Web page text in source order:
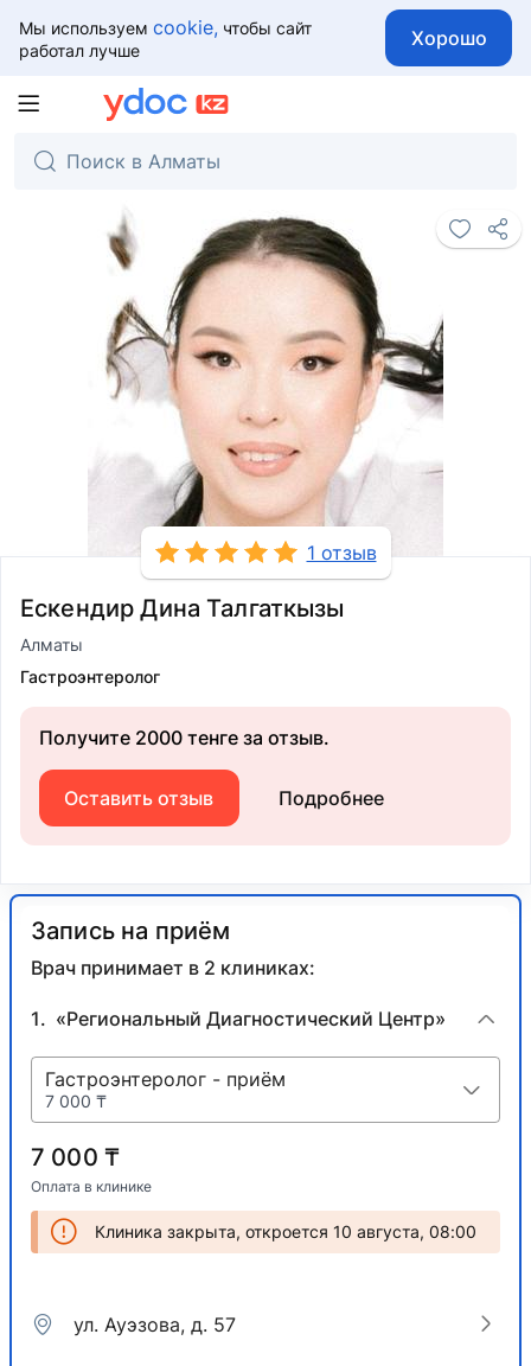
Мы используем cookie, чтобы сайт
работал лучше
Хорошо
1 отзыв
Ескендир Дина Талгаткызы
Алматы
Гастроэнтеролог
Получите 2000 тенге за отзыв.
Оставить отзыв Подробнее
Запись на приём
Врач принимает в 2 клиниках:
«Региональный Диагностический Центр»
Гастроэнтеролог - приём
7 000 ₸
7 000 ₸
Оплата в клинике
Клиника закрыта, откроется 10 августа, 08:00
ул. Ауэзова, д. 57